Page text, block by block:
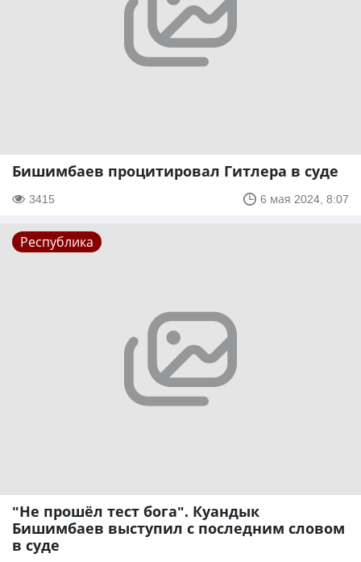
Бишимбаев процитировал Гитлера в суде
3415 6 мая 2024, 8:07
Республика
"Не прошёл тест бога". Куандык
Бишимбаев выступил с последним словом
в суде